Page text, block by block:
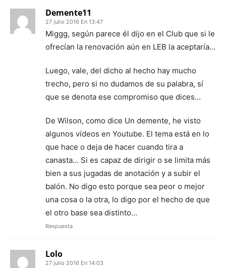
Demente11
27 julio 2016 En 13:47
Miggg, según parece él dijo en el Club que si le
ofrecían la renovación aún en LEB la aceptaría…
Luego, vale, del dicho al hecho hay mucho
trecho, pero si no dudamos de su palabra, sí
que se denota ese compromiso que dices…
De Wilson, como dice Un demente, he visto
algunos vídeos en Youtube. El tema está en lo
que hace o deja de hacer cuando tira a
canasta… Si es capaz de dirigir o se limita más
bien a sus jugadas de anotación y a subir el
balón. No digo esto porque sea peor o mejor
una cosa o la otra, lo digo por el hecho de que
el otro base sea distinto…
Respuesta
Lolo
27 julio 2016 En 14:03